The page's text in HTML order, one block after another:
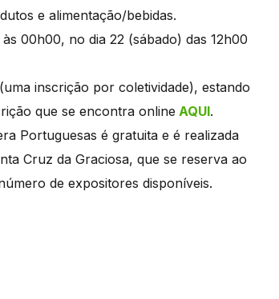
e alimentação/bebidas.
00h00, no dia 22 (sábado) das 12h00
inscrição por coletividade), estando
que se encontra online AQUI.
Portuguesas é gratuita e é realizada
Cruz da Graciosa, que se reserva ao
de expositores disponíveis.